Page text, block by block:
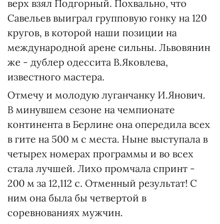
верх взял Подгорный. Похвально, что
Савельев выиграл групповую гонку на 120
кругов, в которой наши позиции на
международной арене сильны. Львовянин
же - дублер одессита В.Яковлева,
известного мастера.
Отмечу и молодую луганчанку И.Янович.
В минувшем сезоне на чемпионате
континента в Берлине она опередила всех
в гите на 500 м с места. Ныне выступала в
четырех номерах программы и во всех
стала лучшей. Лихо промчала спринт -
200 м за 12,112 с. Отменный результат! С
ним она была бы четвертой в
соревнованиях мужчин.